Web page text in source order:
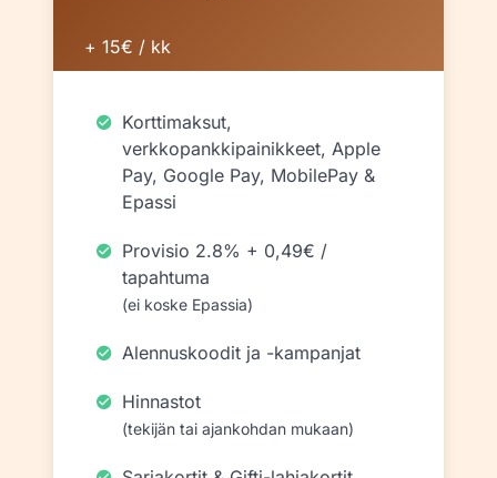
+ 15€ / kk
Korttimaksut,
verkkopankkipainikkeet, Apple
Pay, Google Pay, MobilePay &
Epassi
Provisio 2.8% + 0,49€ /
tapahtuma
(ei koske Epassia)
Alennuskoodit ja -kampanjat
Hinnastot
(tekijän tai ajankohdan mukaan)